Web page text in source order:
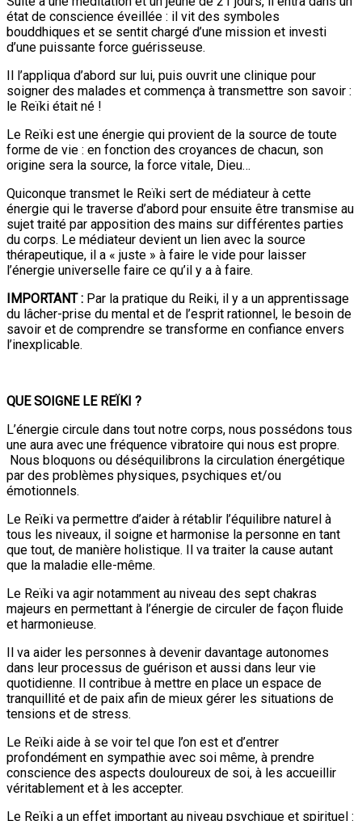
état de conscience éveillée : il vit des symboles
bouddhiques et se sentit chargé d’une mission et investi
d’une puissante force guérisseuse.
Il l’appliqua d’abord sur lui, puis ouvrit une clinique pour
soigner des malades et commença à transmettre son savoir :
le Reïki était né !
Le Reïki est une énergie qui provient de la source de toute
forme de vie : en fonction des croyances de chacun, son
origine sera la source, la force vitale, Dieu…
Quiconque transmet le Reïki sert de médiateur à cette
énergie qui le traverse d’abord pour ensuite être transmise au
sujet traité par apposition des mains sur différentes parties
du corps. Le médiateur devient un lien avec la source
thérapeutique, il a « juste » à faire le vide pour laisser
l’énergie universelle faire ce qu’il y a à faire.
IMPORTANT : Par la pratique du Reiki, il y a un apprentissage
du lâcher-prise du mental et de l’esprit rationnel, le besoin de
savoir et de comprendre se transforme en confiance envers
l’inexplicable.
QUE SOIGNE LE REÏKI ?
L’énergie circule dans tout notre corps, nous possédons tous
une aura avec une fréquence vibratoire qui nous est propre.
Nous bloquons ou déséquilibrons la circulation énergétique
par des problèmes physiques, psychiques et/ou
émotionnels.
Le Reïki va permettre d’aider à rétablir l’équilibre naturel à
tous les niveaux, il soigne et harmonise la personne en tant
que tout, de manière holistique. Il va traiter la cause autant
que la maladie elle-même.
Le Reïki va agir notamment au niveau des sept chakras
majeurs en permettant à l’énergie de circuler de façon fluide
et harmonieuse.
Il va aider les personnes à devenir davantage autonomes
dans leur processus de guérison et aussi dans leur vie
quotidienne. Il contribue à mettre en place un espace de
tranquillité et de paix afin de mieux gérer les situations de
tensions et de stress.
Le Reïki aide à se voir tel que l’on est et d’entrer
profondément en sympathie avec soi même, à prendre
conscience des aspects douloureux de soi, à les accueillir
véritablement et à les accepter.
Le Reïki a un effet important au niveau psychique et spirituel :